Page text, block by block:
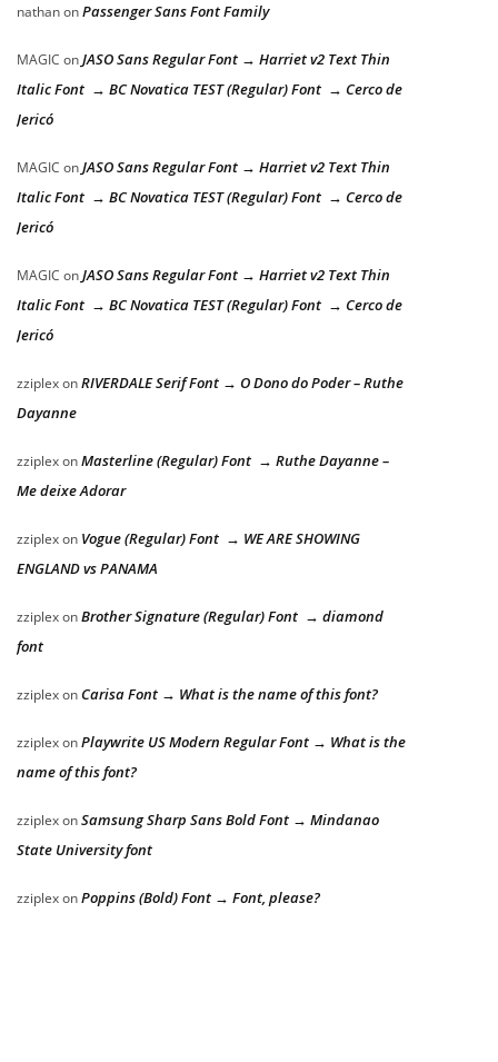
nathanonPassenger Sans Font Family
MAGIC onJASO Sans Regular Font → Harriet v2 Text Thin
Italic Font → BC Novatica TEST (Regular) Font → Cerco de
Jericó
MAGIC onJASO Sans Regular Font → Harriet v2 Text Thin
Italic Font → BC Novatica TEST (Regular) Font → Cerco de
Jericó
MAGIC onJASO Sans Regular Font → Harriet v2 Text Thin
Italic Font → BC Novatica TEST (Regular) Font → Cerco de
Jericó
zziplexonRIVERDALE Serif Font → O Dono do Poder – Ruthe
Dayanne
zziplexonMasterline (Regular) Font → Ruthe Dayanne –
Me deixe Adorar
zziplexon Vogue (Regular) Font → WE ARE SHOWING
ENGLAND vs PANAMA
zziplexonBrother Signature (Regular) Font → diamond
font
zziplexon Carisa Font → What is the name of this font?
zziplexonPlaywrite US Modern Regular Font → What is the
name of this font?
zziplexonSamsung Sharp Sans Bold Font → Mindanao
State University font
zziplexonPoppins (Bold) Font → Font, please?